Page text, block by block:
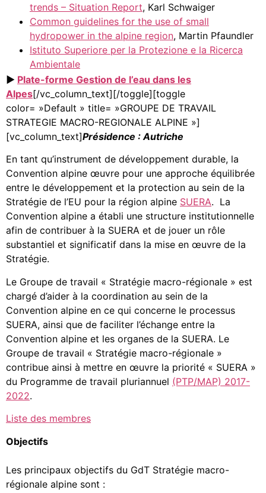
trends – Situation Report, Karl Schwaiger
Common guidelines for the use of small
hydropower in the alpine region, Martin Pfaundler
Istituto Superiore per la Protezione e la Ricerca
Ambientale
► Plate-forme Gestion de l’eau dans les
Alpes[/vc_column_text][/toggle][toggle
color= »Default » title= »GROUPE DE TRAVAIL
STRATEGIE MACRO-REGIONALE ALPINE »]
[vc_column_text]Présidence : Autriche
En tant qu’instrument de développement durable, la
Convention alpine œuvre pour une approche équilibrée
entre le développement et la protection au sein de la
Stratégie de l’EU pour la région alpine SUERA. La
Convention alpine a établi une structure institutionnelle
afin de contribuer à la SUERA et de jouer un rôle
substantiel et significatif dans la mise en œuvre de la
Stratégie.
Le Groupe de travail « Stratégie macro-régionale » est
chargé d’aider à la coordination au sein de la
Convention alpine en ce qui concerne le processus
SUERA, ainsi que de faciliter l’échange entre la
Convention alpine et les organes de la SUERA. Le
Groupe de travail « Stratégie macro-régionale »
contribue ainsi à mettre en œuvre la priorité « SUERA »
du Programme de travail pluriannuel (PTP/MAP) 2017-
2022.
Liste des membres
Objectifs
Les principaux objectifs du GdT Stratégie macro-
régionale alpine sont :